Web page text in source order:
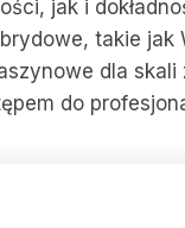
jak i
takie jak
dla skali
do